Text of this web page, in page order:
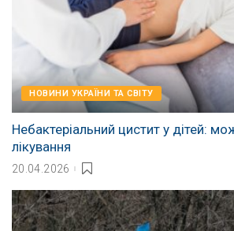
НОВИНИ УКРАЇНИ ТА СВІТУ
Небактеріальний цистит у дітей:
лікування
20.04.2026